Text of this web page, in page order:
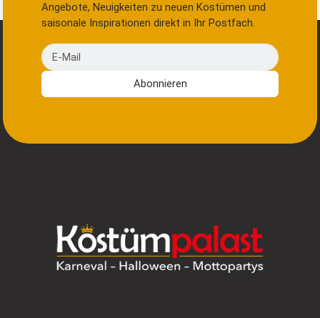
Angebote, Neuigkeiten zu neuen Kostümen und
saisonale Inspirationen direkt in Ihr Postfach.
E-Mail
Abonnieren